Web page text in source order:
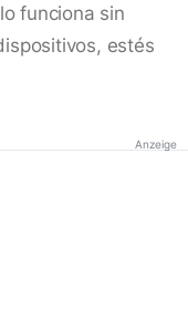
funciona sin
estés
Anzeige